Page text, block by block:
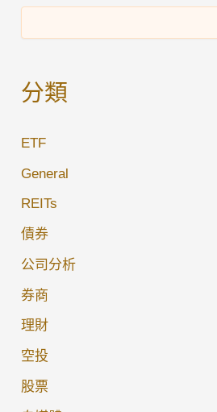
倉
更
新
年
3
分類
ETF
General
REITs
債券
公司分析
券商
理財
空投
股票